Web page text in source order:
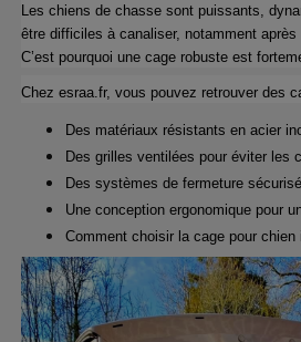
Les chiens de chasse sont puissants,
être difficiles à canaliser, notamment après
C’est pourquoi une cage robuste est
Chez esraa.fr, vous pouvez retrouver des
Des matériaux résistants en acier
Des grilles ventilées pour éviter les
Des systèmes de fermeture
Une conception ergonomique pour
Comment choisir la cage pour chien